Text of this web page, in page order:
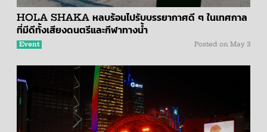
HOLA SHAKA หลบร้อนไปรับบรรยากาศดี ๆ ในเทศกาล
ที่มีดีทั้งเสียงดนตรีและกีฬาทางน้ำ
Event Posted on May 3